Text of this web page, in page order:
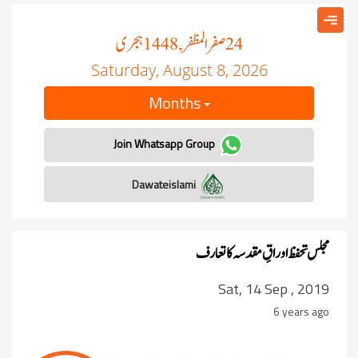
24صفر المظفر, 1448 ہجری
Saturday, August 8, 2026
Months
Join Whatsapp Group
مجلس تحفظ اوراقِ مقدسہ کا تعارف
Sat, 14 Sep , 2019
6 years ago